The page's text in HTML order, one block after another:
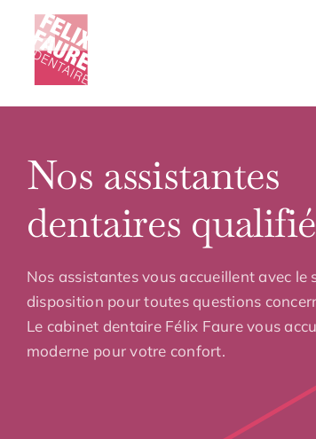
Passer
contenu
Nos assistantes
dentaires
Nos assistantes vous accueillent avec
disposition pour toutes questions
Le cabinet dentaire Félix Faure vous
moderne pour votre confort.